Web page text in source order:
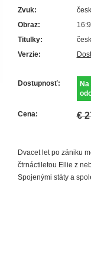
Zvuk:
Obraz:
16:9
Titulky:
Verzie:
Dostupnosť:
Na
Cena: €
Dvacet let po zániku
čtrnáctiletou Ellie z
Spojenými státy a